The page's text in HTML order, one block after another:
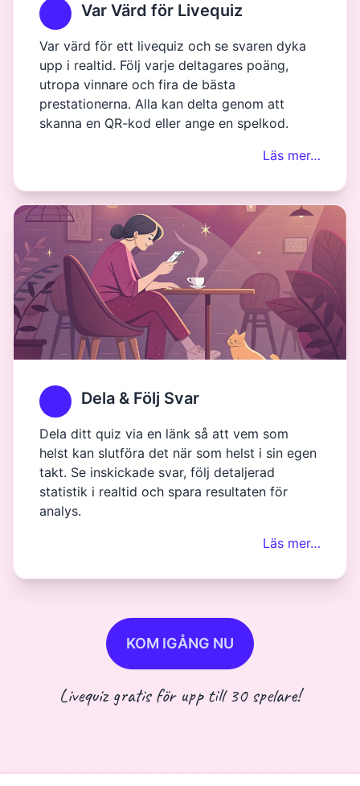
Var Värd för Livequiz
Var värd för ett livequiz och se svaren dyka
upp i realtid. Följ varje deltagares poäng,
utropa vinnare och fira de bästa
prestationerna. Alla kan delta genom att
skanna en QR-kod eller ange en spelkod.
Läs mer…
Dela & Följ Svar
Dela ditt quiz via en länk så att vem som
helst kan slutföra det när som helst i sin egen
takt. Se inskickade svar, följ detaljerad
statistik i realtid och spara resultaten för
analys.
Läs mer…
KOM IGÅNG NU
Livequiz gratis för upp till 30 spelare!